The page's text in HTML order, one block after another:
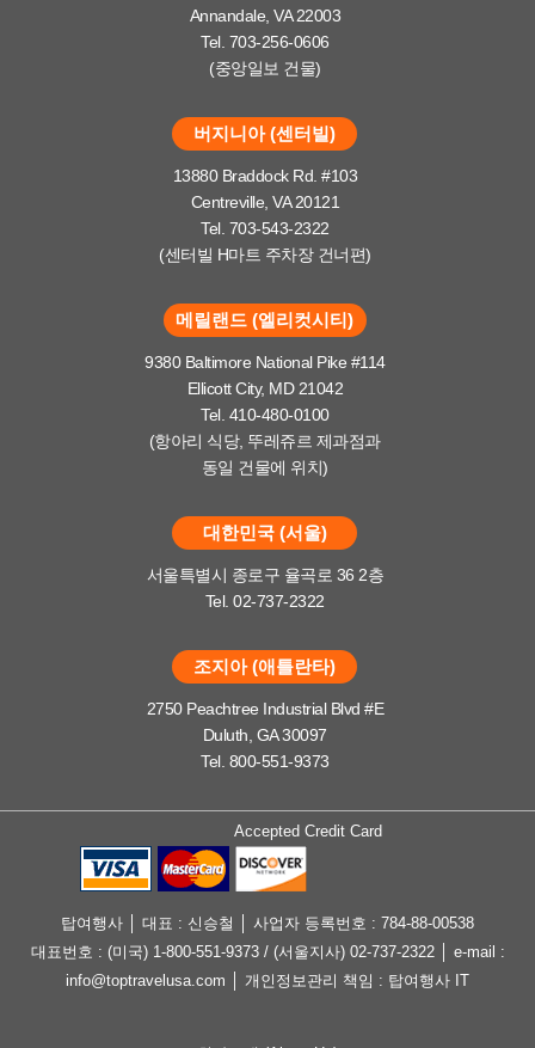
Annandale, VA 22003
Tel. 703-256-0606
(중앙일보 건물)
버지니아 (센터빌)
13880 Braddock Rd. #103
Centreville, VA 20121
Tel. 703-543-2322
(센터빌 H마트 주차장 건너편)
메릴랜드 (엘리컷시티)
9380 Baltimore National Pike #114
Ellicott City, MD 21042
Tel. 410-480-0100
(항아리 식당, 뚜레쥬르 제과점과
동일 건물에 위치)
대한민국 (서울)
서울특별시 종로구 율곡로 36 2층
Tel. 02-737-2322
조지아 (애틀란타)
2750 Peachtree Industrial Blvd #E
Duluth, GA 30097
Tel. 800-551-9373
Accepted Credit Card
탑여행사 │ 대표 : 신승철 │ 사업자 등록번호 : 784-88-00538
대표번호 : (미국) 1-800-551-9373 / (서울지사) 02-737-2322 │ e-mail :
info@toptravelusa.com │ 개인정보관리 책임 : 탑여행사 IT